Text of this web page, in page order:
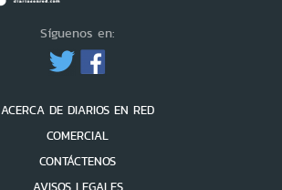
Síguenos en:
ACERCA DE DIARIOS EN RED
COMERCIAL
CONTÁCTENOS